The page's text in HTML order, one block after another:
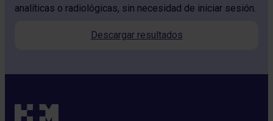
analíticas o radiológicas, sin necesidad de iniciar sesión.
Descargar resultados